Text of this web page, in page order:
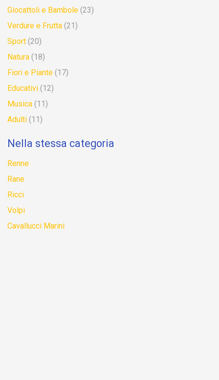
Giocattoli e Bambole (23)
Verdure e Frutta (21)
Sport (20)
Natura (18)
Fiori e Piante (17)
Educativi (12)
Musica (11)
Adulti (11)
Nella stessa categoria
Renne
Rane
Ricci
Volpi
Cavallucci Marini